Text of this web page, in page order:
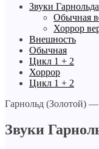
Звуки Гарнольда
Обычная
Хоррор
Внешность
Обычная
Цикл 1 + 2
Хоррор
Цикл 1 + 2
Гарнольд (Золотой)
Звуки